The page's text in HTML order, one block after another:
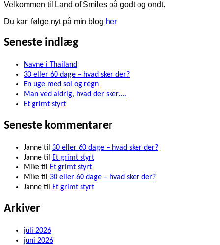
Velkommen til Land of Smiles på godt og ondt.
Du kan følge nyt på min blog her
Seneste indlæg
Navne i Thailand
30 eller 60 dage – hvad sker der?
En uge med sol og regn
Man ved aldrig, hvad der sker….
Et grimt styrt
Seneste kommentarer
Janne til 30 eller 60 dage – hvad sker der?
Janne til
Et grimt styrt
Mike til
Et grimt styrt
Mike til 30 eller 60 dage – hvad sker der?
Janne til Et grimt styrt
Arkiver
juli 2026
juni 2026